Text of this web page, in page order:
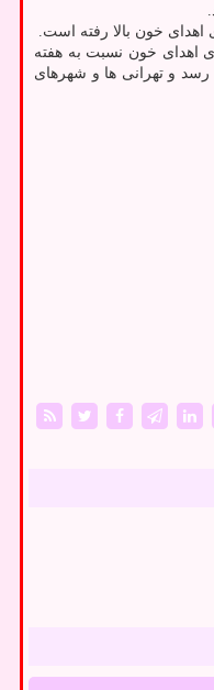
اهدای خون بالا رفته است.
و میزان آن حدود 2 هفته است. بااینکه میزان مراجعه برای اهدای خون نسبت به هفته
رسد و تهرانی ها و شهرهای